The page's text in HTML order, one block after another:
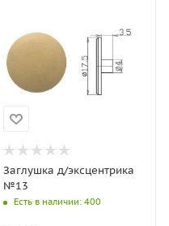
Заглушка д/эксцентрика
№13
Есть в наличии: 400